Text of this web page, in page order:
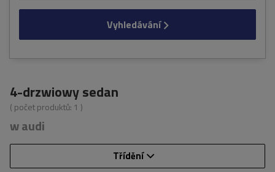
Vyhledávání
4-drzwiowy sedan
( počet produktů: 1 )
w audi
Třídění